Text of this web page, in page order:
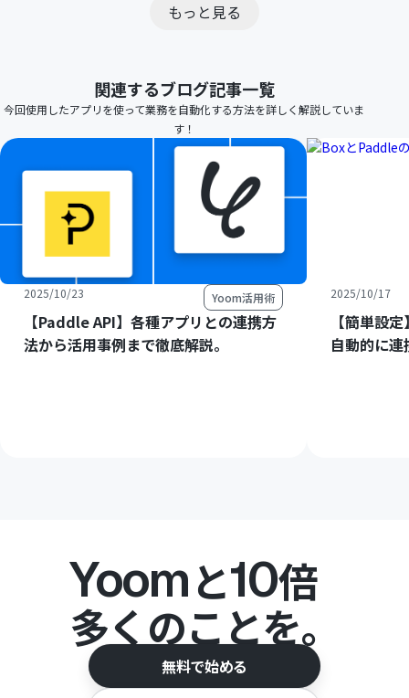
もっと見る
関連するブログ記事一覧
今回使用したアプリを使って業務を自動化する方法を詳しく解説していま
す！
2025/10/23 Yoom活用術
【Paddle API】各種アプリとの連携方
法から活用事例まで徹底解説。
2025/10/17
【簡単設
自動的に
Yoomと10倍
多くのことを。
無料で始める